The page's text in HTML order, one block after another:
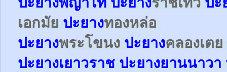
เอกมัย ปะยางทองหล่อ
ปะยางพระโขนง ปะยางคลองเตย
ปะยางเยาวราช ปะยางยานนาวา